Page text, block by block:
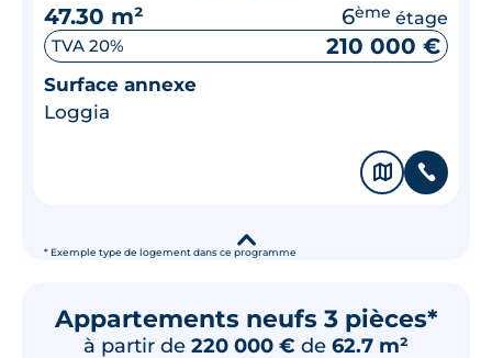
* Exemple type de logement dans ce programme
47.30 m²
6ème étage
TVA 20% 210 000 €
Surface annexe
Loggia
🗞 📞
▾
Appartements neufs 3 pièces*
à partir de 220 000 € de 62.7 m²